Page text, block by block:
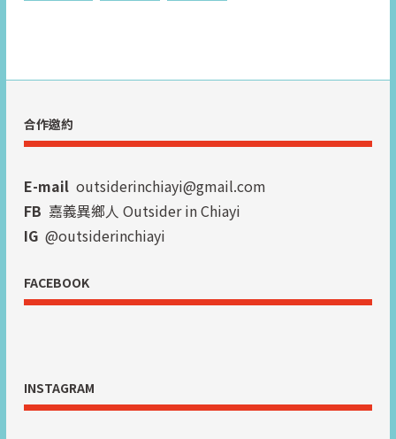
合作邀約
E-mail outsiderinchiayi@gmail.com
FB 嘉義異鄉人 Outsider in Chiayi
IG @outsiderinchiayi
FACEBOOK
INSTAGRAM